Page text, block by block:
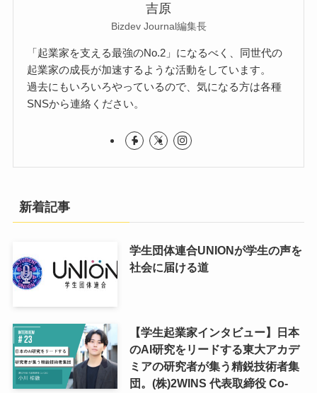
吉原
Bizdev Journal編集長
「起業家を支える最強のNo.2」になるべく、同世代の
起業家の成長が加速するような活動をしています。
過去にもいろいろやっているので、気になる方は各種
SNSから連絡ください。
新着記事
学生団体連合UNIONが学生の声を
社会に届ける道
【学生起業家インタビュー】日本
のAI研究をリードする東大アカデ
ミアの研究者が集う精鋭技術者集
団。(株)2WINS 代表取締役 Co-